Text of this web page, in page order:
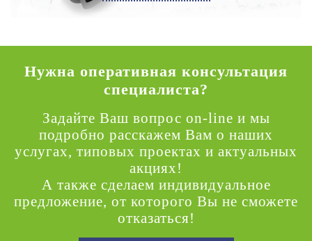
Нужна оперативная консультация
специалиста?
Задайте Ваш вопрос on-line и мы
подробно расскажем Вам о наших
услугах, типовых проектах и актуальных
акциях!
А также сделаем индивидуальное
предложение, от которого Вы не сможете
отказаться!